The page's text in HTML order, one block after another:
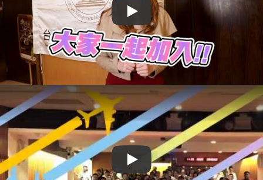
Play
Play